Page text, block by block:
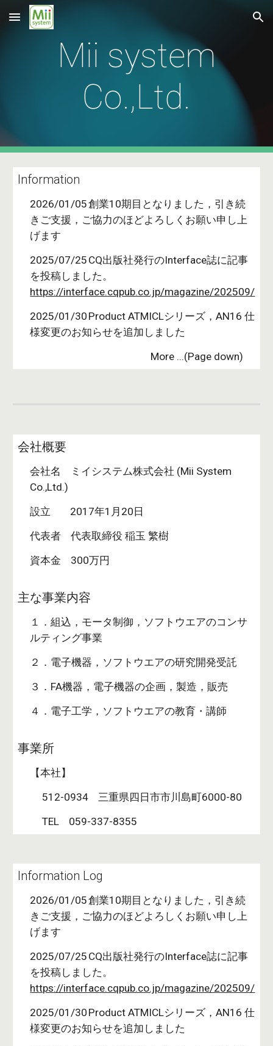
Skip to main content Skip to navigation
Mii system
Co.,Ltd.
Information
2026/01/05創業10期目となりました，引き続
きご支援，ご協力のほどよろしくお願い申し上
げます
2025/07/25 CQ出版社発行のInterface誌に記事
を投稿しました。
https://interface.cqpub.co.jp/magazine/202509/
2025/01/30 Product ATMICLシリーズ，AN16 仕
様変更のお知らせを追加しました
More ...(Page down)
会社概要
会社名 ミイシステム株式会社 (​Mii System
Co.,Ltd.)
設立 2017年1月20日
代表者 代表取締役 稲玉 繁樹
資本金 300万円
主な事業内容
１．組込，モータ制御，ソフトウエアのコンサ
ルティング事業
２．電子機器，ソフトウエアの研究開発受託
３．FA機器，電子機器の企画，製造，販売
４．電子工学，ソフトウエアの教育・講師
事業所
【本社】
512-0934 三重県四日市市川島町6000-80
TEL 059-337-8355
Information Log
2026/01/05創業10期目となりました，引き続
きご支援，ご協力のほどよろしくお願い申し上
げます
2025/07/25 CQ出版社発行のInterface誌に記事
を投稿しました。
https://interface.cqpub.co.jp/magazine/202509/
2025/01/30 Product ATMICLシリーズ，AN16 仕
様変更のお知らせを追加しました